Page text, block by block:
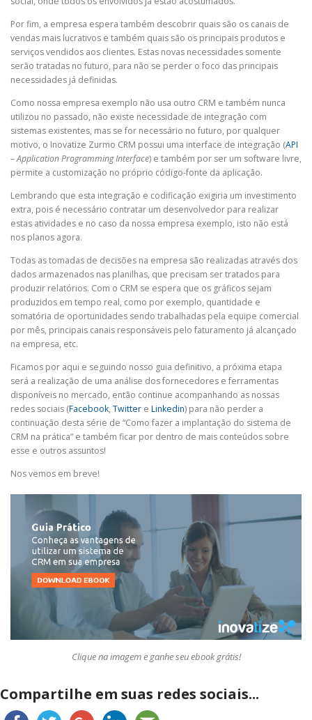
Por fim, a empresa espera também descobrir quais são os canais de
vendas mais lucrativos e também quais são os principais produtos e
serviços vendidos aos clientes. Estas novas necessidades somente
serão tratadas no futuro, para não se perder o foco das principais
necessidades já definidas.
Como nossa empresa exemplo não usa outro CRM e também nunca
utilizou no passado, não existe necessidade de integração com
sistemas existentes, mas se for necessário no futuro, por qualquer
motivo, o Inovatize Zurmo CRM possui uma interface de integração (API
–Application Programming Interface) e também por ser um software livre,
permite a customização no próprio código-fonte da aplicação.
Lembrando que esta integração e codificação exigiria um investimento
extra, pois é necessário contratar um desenvolvedor para realizar
estas atividades e no caso da nossa empresa exemplo, isto não está
nos planos agora.
Todas as tomadas de decisões na empresa são realizadas através dos
dados armazenados nas planilhas, que precisam ser tratados para
produzir relatórios. Com o CRM se espera que os gráficos sejam
produzidos em tempo real, como por exemplo, quantidade e
somatória de oportunidades sendo trabalhadas pela equipe comercial
por mês, principais canais responsáveis pelo faturamento já alcançado
na empresa, etc.
Ficamos por aqui e seguindo nosso guia definitivo, a próxima etapa
será a realização de uma análise dos fornecedores e ferramentas
disponíveis no mercado, então continue acompanhando as nossas
redes sociais (Facebook, Twitter e Linkedin) para não perder a
continuação desta série de “Como fazer a implantação do sistema de
CRM na prática” e também ficar por dentro de mais conteúdos sobre
esse e outros assuntos!
Nos vemos em breve!
Clique na imagem e ganhe seu ebook grátis!
Compartilhe em suas redes sociais...